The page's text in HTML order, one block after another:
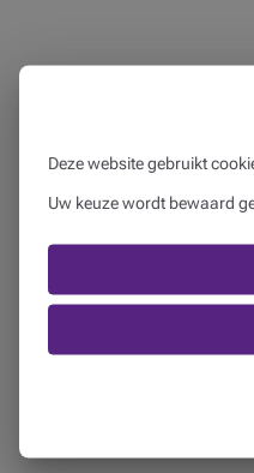
Deze website gebruikt
Uw keuze wordt bewaard